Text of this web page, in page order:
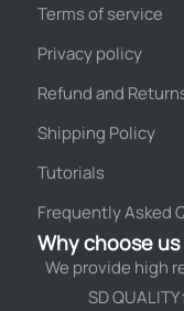
Terms of service
Privacy policy
Refund and
Shipping Policy
Tutorials
Frequently Asked
Why choose us
We provide high
SD